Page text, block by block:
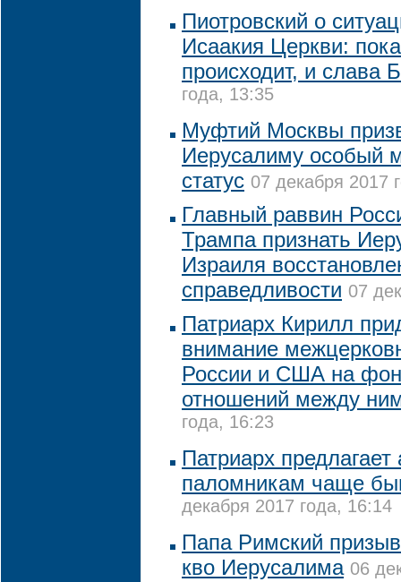
Пиотровский о
Исаакия Церкви:
происходит, и слава
года, 13:35
Муфтий Москвы
Иерусалиму особый
статус 07 декабря 2017
Главный раввин
Трампа признать
Израиля
справедливости 07
Патриарх Кирилл
внимание
России и США на
отношений между
года, 16:23
Патриарх
паломникам чаще
декабря 2017 года, 16:14
Папа Римский
кво Иерусалима 06